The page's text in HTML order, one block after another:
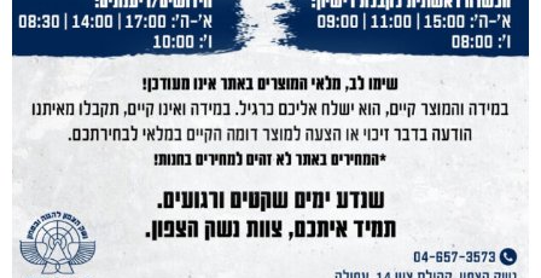
נשק הצפון
נשקים
חנות מוצרים
מועדון קליעה